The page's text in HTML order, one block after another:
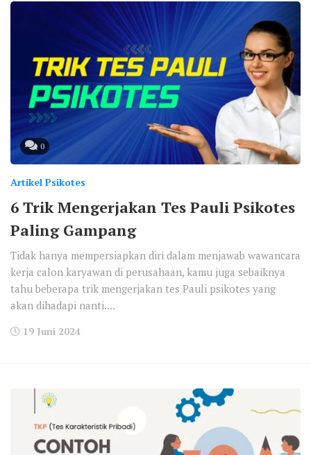
0
Artikel Psikotes
6 Trik Mengerjakan Tes Pauli Psikotes
Paling Gampang
Tidak hanya mempersiapkan diri dalam menjawab wawancara
kerja calon karyawan di perusahaan, kamu juga sebaiknya
tahu beberapa trik mengerjakan tes Pauli psikotes yang
akan dihadapi nanti....
19 Juni 2024